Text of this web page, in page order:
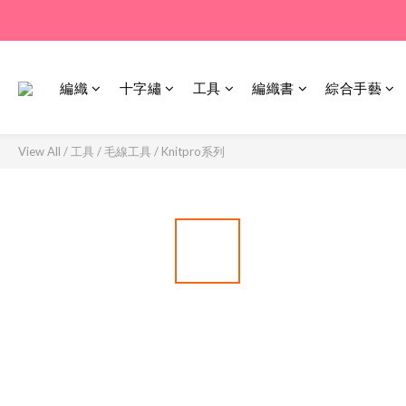
編織 十字繡 工具 編織書 綜合手藝
View All / 工具 /毛線工具 / Knitpro系列